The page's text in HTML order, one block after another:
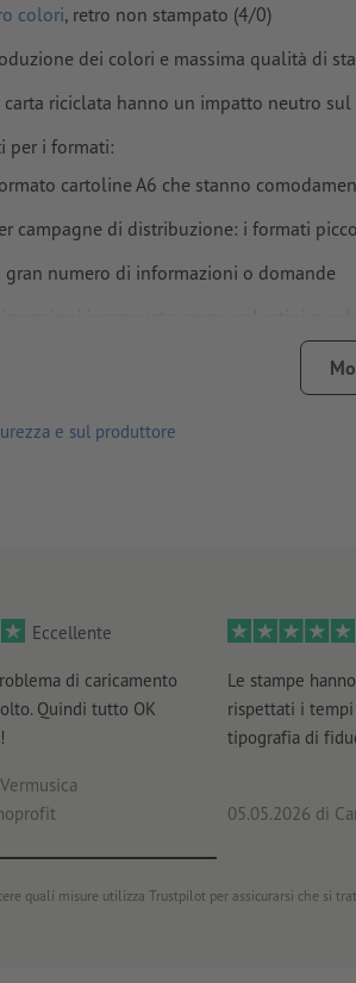
colori, retro non stampato (4/0)
dei colori e massima qualità di
carta riciclata hanno un impatto neutro
per i formati:
cartoline A6 che stanno
campagne di distribuzione: i formati
gran numero di informazioni o domande
maggiori sono la resistenza e
giusta? La nostraguida ai materiali
e sul produttore
Eccellente
di caricamento
Quindi tutto OK
Le stampe
rispettati i tempi
tipografia di
05.05.2026 di
quali misure utilizza Trustpilot per assicurarsi che si